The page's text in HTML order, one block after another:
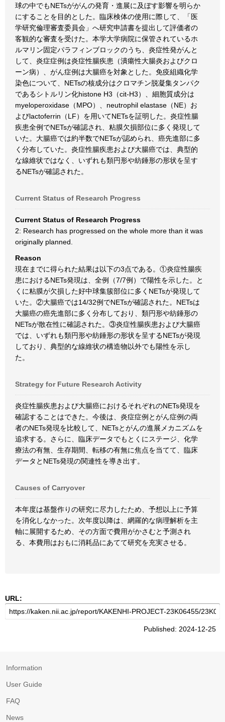
球の中でもNETsががんの発育・進展に及ぼす影響を明らか
にすることを目的とした。臨床検体の使用に際して、「医
学研究倫理審査委員会」へ研究申請書を提出して評価者の
客観的な審査を受けた。本学大学病院に保管されているホ
ルマリン固定パラフィンブロックのうち、炎症性発がんと
して、炎症症例は炎症性腸疾患（潰瘍性大腸炎およびクロ
ーン病）、がん症例は大腸癌を対象とした。免疫組織化学
染色について、NETsの核成分はクロマチン脱凝集タンパク
であるシトルリン化histone H3（cit-H3）、細胞質成分は
myeloperoxidase（MPO）、neutrophil elastase（NE）お
よびlactoferrin（LF）を用いてNETsを証明した。炎症性腸
疾患全例でNETsが確認され、粘膜欠損部位に多く発現して
いた。大腸癌では約半数でNETsが認められ、癌先進部に多
く分布していた。炎症性腸疾患および大腸癌では、典型的
な線維状ではなく、いずれも類円形や紡錘形の形状を呈す
るNETsが確認された。
Current Status of Research Progress
Current Status of Research Progress
2: Research has progressed on the whole more than it was
originally planned.
Reason
現在までに得られた結果は以下の3点である。①炎症性腸疾
患におけるNETs発現は、全例（7/7例）で陽性を示した。と
くに粘膜が欠損した好中球集簇部位に多くNETsが発現して
いた。②大腸癌では14/32例でNETsが確認された。NETsは
大腸癌の癌先進部に多く分布しており、類円形や紡錘形の
NETsが散在性に確認された。③炎症性腸疾患および大腸癌
では、いずれも類円形や紡錘形の形状を呈するNETsが発現
しており、典型的な線維状の構造物以外でも陽性を示し
た。
Strategy for Future Research Activity
炎症性腸疾患および大腸癌におけるそれぞれのNETs発現を
確認することはできた。今後は、炎症症例とがん症例の両
者のNETs発現を比較して、NETsとがんの進展メカニズムを
追求する。さらに、臨床データでもとくにステージ、化学
療法の有無、生存期間、転移の有無に焦点を当てて、臨床
データとNETs発現の関連性を導き出す。
Causes of Carryover
本年度は基盤作りの研究に尽力したため、予想以上に予算
を消化しなかった。次年度以降は、網羅的な病理解析を主
軸に展開するため、その方面で費用がかさむと予測され
る、本費用はおもに消耗品にあてて研究を充実させる。
URL:
Published: 2024-12-25
Information
User Guide
FAQ
News